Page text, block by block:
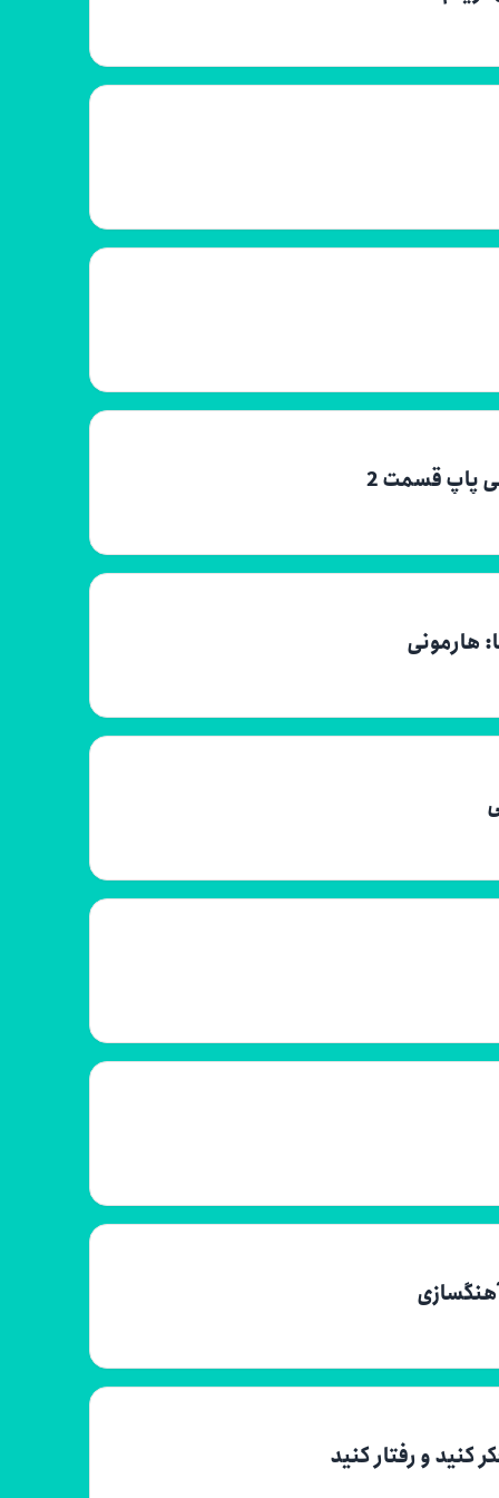
پاپ قسمت 2
هارمونی
کنید و رفتار کنید